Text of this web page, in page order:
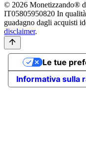
© 2026 Monetizzando®
IT05805950820 In
guadagno dagli acquisti
disclaimer.
Informativa sulla
Le tue